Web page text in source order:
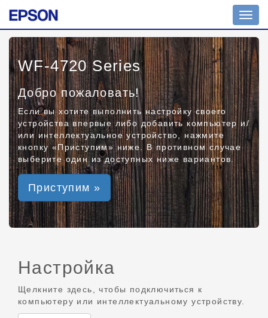
WF-4720 Series
Добро пожаловать!
Если вы хотите выполнить настройку своего
устройства впервые либо добавить компьютер и/
или интеллектуальное устройство, нажмите
кнопку «Приступим» ниже. В противном случае
выберите один из доступных ниже вариантов.
Приступим »
Настройка
Щелкните здесь, чтобы подключиться к
компьютеру или интеллектуальному устройству.